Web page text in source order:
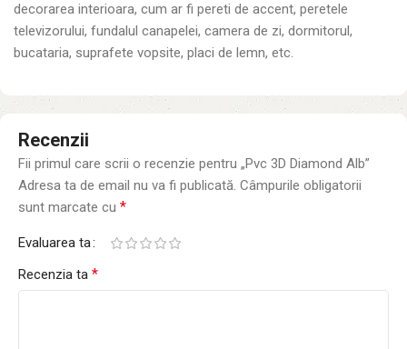
decorarea interioara, cum ar fi pereti de accent, peretele
televizorului, fundalul canapelei, camera de zi, dormitorul,
bucataria, suprafete vopsite, placi de lemn, etc.
Recenzii
Fii primul care scrii o recenzie pentru „Pvc 3D Diamond Alb”
Adresa ta de email nu va fi publicată. Câmpurile obligatorii
sunt marcate cu *
Evaluarea ta
Recenzia ta *